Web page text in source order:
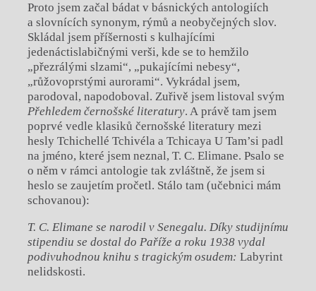
Proto jsem začal bádat v básnických antologiích
a slovnících synonym, rýmů a neobyčejných slov.
Skládal jsem příšernosti s kulhajícími
jedenáctislabičnými verši, kde se to hemžilo
„přezrálými slzami“, „pukajícími nebesy“,
„růžovoprstými aurorami“. Vykrádal jsem,
parodoval, napodoboval. Zuřivě jsem listoval svým
Přehledem černošské literatury. A právě tam jsem
poprvé vedle klasiků černošské literatury mezi
hesly Tchichellé Tchivéla a Tchicaya U Tam’si padl
na jméno, které jsem neznal, T. C. Elimane. Psalo se
o něm v rámci antologie tak zvláštně, že jsem si
heslo se zaujetím pročetl. Stálo tam (učebnici mám
schovanou):
T. C. Elimane se narodil v Senegalu. Díky studijnímu
stipendiu se dostal do Paříže a roku 1938 vydal
podivuhodnou knihu s tragickým osudem: Labyrint
nelidskosti.